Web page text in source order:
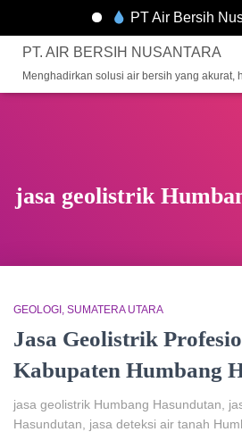
PT Air Bersih
PT. AIR BERSIH NUSANTARA
Menghadirkan solusi air bersih yang akurat,
jasa geolistrik
GEOLOGI SUMATERA UTARA
Jasa Geolistrik
Kabupaten Humbang
jasa geolistrik Humbang Hasundutan,
Hasundutan, jasa deteksi air tanah